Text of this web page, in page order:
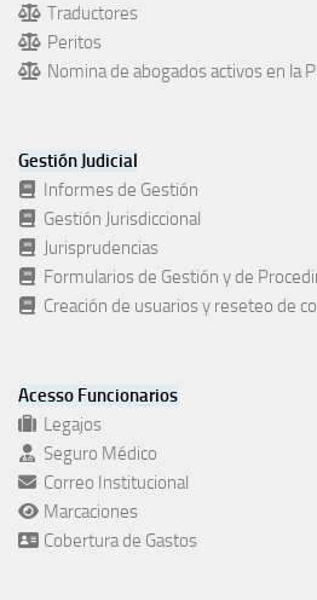
Traductores
Peritos
Nomina de abogados activos en la
Gestión Judicial
Informes de Gestión
Gestión Jurisdiccional
Jurisprudencias
Formularios de Gestión y de
Creación de usuarios y reseteo de
Acesso Funcionarios
Legajos
Seguro Médico
Correo Institucional
Marcaciones
Cobertura de Gastos